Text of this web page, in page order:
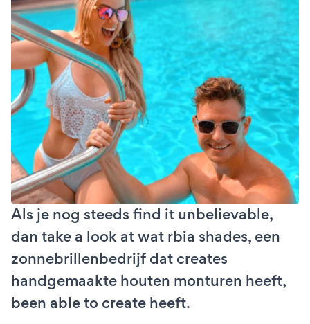
Als je nog steeds find it unbelievable,
dan take a look at wat rbia shades, een
zonnebrillenbedrijf dat creates
handgemaakte houten monturen heeft,
been able to create heeft.